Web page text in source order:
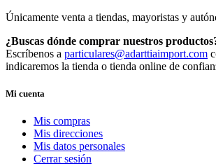
Únicamente venta a tiendas, mayoristas y
¿Buscas dónde comprar nuestros
Escríbenos a particulares@adarttiaimport.com
indicaremos la tienda o tienda online de
Mi cuenta
Mis compras
Mis direcciones
Mis datos personales
Cerrar sesión